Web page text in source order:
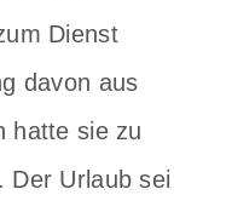
Dienst
davon aus
hatte sie zu
Der Urlaub sei